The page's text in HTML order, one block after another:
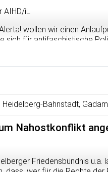
AIHD/iL
wollen wir einen
sich für antifaschistische
Neckar-Region und
uns vernetzen. Hier hast
Heidelberg-Bahnstadt,
Nahostkonflikt
Friedensbündnis u.a.